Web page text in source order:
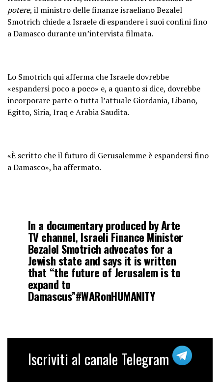
potere, il ministro delle finanze israeliano Bezalel
Smotrich chiede a Israele di espandere i suoi confini fino
a Damasco durante un’intervista filmata.
Lo Smotrich qui afferma che Israele dovrebbe
«espandersi poco a poco» e, a quanto si dice, dovrebbe
incorporare parte o tutta l’attuale Giordania, Libano,
Egitto, Siria, Iraq e Arabia Saudita.
«È scritto che il futuro di Gerusalemme è espandersi fino
a Damasco», ha affermato.
In a documentary produced by Arte
TV channel, Israeli Finance Minister
Bezalel Smotrich advocates for a
Jewish state and says it is written
that “the future of Jerusalem is to
expand to
Damascus”#WARonHUMANITY
— TRT World (@trtworld)October
Iscriviti al canale Telegram